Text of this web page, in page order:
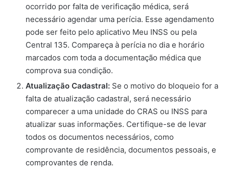
ocorrido por falta de verificação médica, será
necessário agendar uma perícia. Esse agendamento
pode ser feito pelo aplicativo Meu INSS ou pela
Central 135. Compareça à perícia no dia e horário
marcados com toda a documentação médica que
comprova sua condição.
Atualização Cadastral: Se o motivo do bloqueio for a
falta de atualização cadastral, será necessário
comparecer a uma unidade do CRAS ou INSS para
atualizar suas informações. Certifique-se de levar
todos os documentos necessários, como
comprovante de residência, documentos pessoais, e
comprovantes de renda.